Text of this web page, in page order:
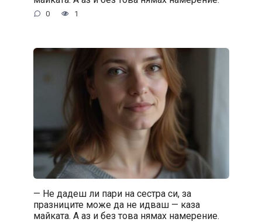
0 1
— Не дадеш ли пари на сестра си, за
празниците може да не идваш — каза
майката. А аз и без това нямах намерение.